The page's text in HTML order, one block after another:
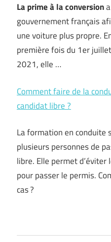
La prime à la conversion
gouvernement français
une voiture plus propre.
première fois du 1er
2021, elle …
Comment faire de la
candidat libre ?
La formation en conduite
plusieurs personnes de
libre. Elle permet
pour passer le permis.
cas ?